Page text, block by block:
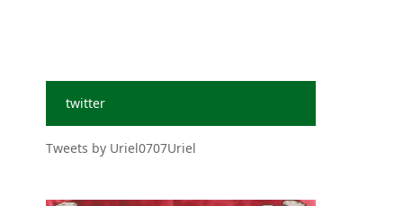
twitter
Tweets by Uriel0707Uriel